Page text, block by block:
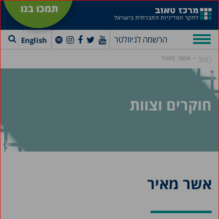
תמכו בנו
הרשמה לניוזלטר English
ראשי » אשר מאיר
חוקרים וצוות
אשר מאיר